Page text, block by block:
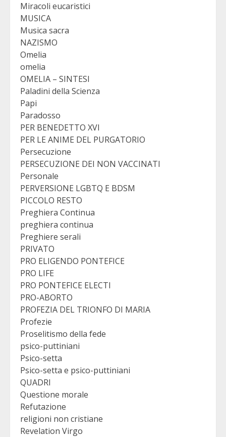
Miracoli eucaristici
MUSICA
Musica sacra
NAZISMO
Omelia
omelia
OMELIA – SINTESI
Paladini della Scienza
Papi
Paradosso
PER BENEDETTO XVI
PER LE ANIME DEL PURGATORIO
Persecuzione
PERSECUZIONE DEI NON VACCINATI
Personale
PERVERSIONE LGBTQ E BDSM
PICCOLO RESTO
Preghiera Continua
preghiera continua
Preghiere serali
PRIVATO
PRO ELIGENDO PONTEFICE
PRO LIFE
PRO PONTEFICE ELECTI
PRO-ABORTO
PROFEZIA DEL TRIONFO DI MARIA
Profezie
Proselitismo della fede
psico-puttiniani
Psico-setta
Psico-setta e psico-puttiniani
QUADRI
Questione morale
Refutazione
religioni non cristiane
Revelation Virgo